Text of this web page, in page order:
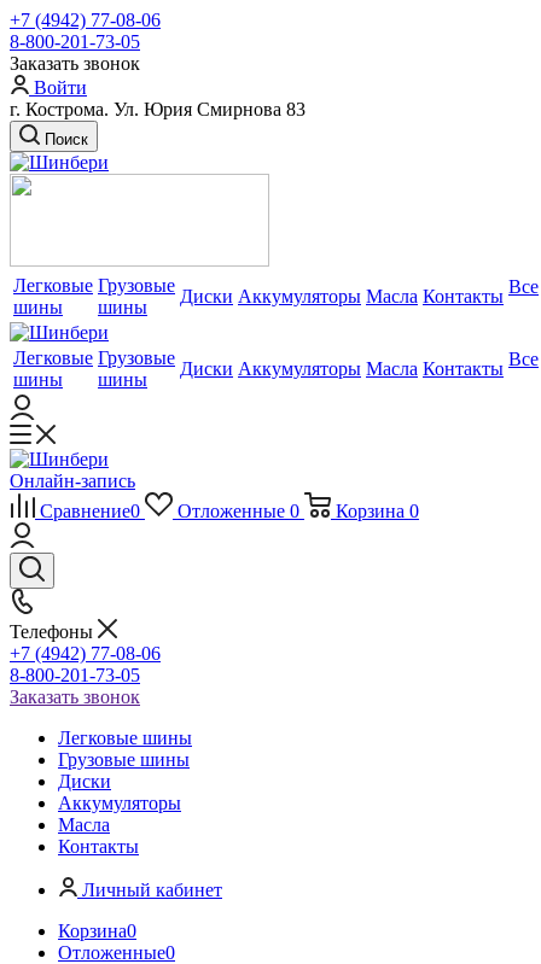
+7 (4942) 77-08-06
8-800-201-73-05
Заказать звонок
Войти
г. Кострома. Ул. Юрия Смирнова 83
Поиск
Легковые
шины
Грузовые
шины
Диски Аккумуляторы Масла Контакты Все
Легковые
шины
Грузовые
шины
Диски Аккумуляторы Масла Контакты Все
Онлайн-запись
Сравнение0 Отложенные 0 Корзина 0
Телефоны
+7 (4942) 77-08-06
8-800-201-73-05
Заказать звонок
Легковые шины
Грузовые шины
Диски
Аккумуляторы
Масла
Контакты
Личный кабинет
Корзина0
Отложенные0